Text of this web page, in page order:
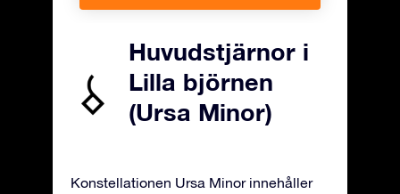
Huvudstjärnor i
Lilla björnen
(Ursa Minor)
Konstellationen Ursa Minor innehåller